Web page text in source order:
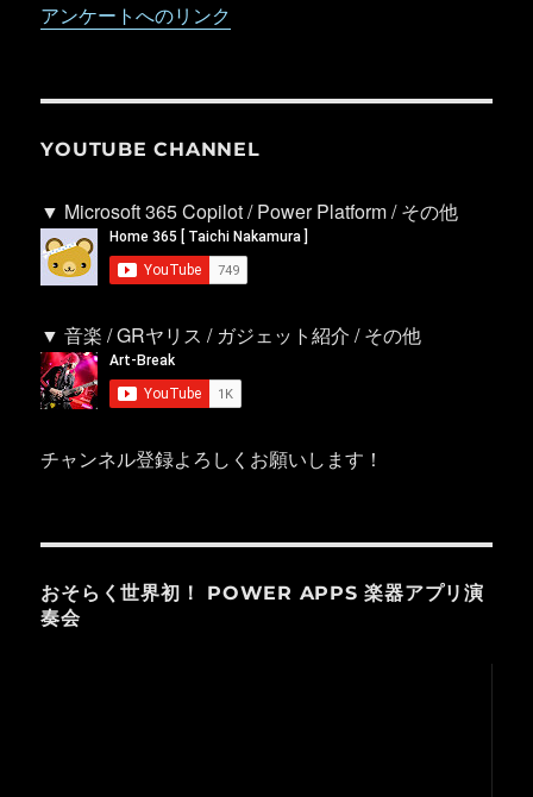
アンケートへのリンク
YOUTUBE CHANNEL
▼ Microsoft 365 Copilot / Power Platform / その他
▼ 音楽 / GRヤリス / ガジェット紹介 / その他
チャンネル登録よろしくお願いします！
おそらく世界初！ POWER APPS 楽器アプリ演
奏会